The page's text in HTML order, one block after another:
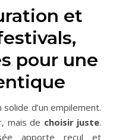
et
pour une
d’un empilement.
mais de choisir juste.
apporte recul et